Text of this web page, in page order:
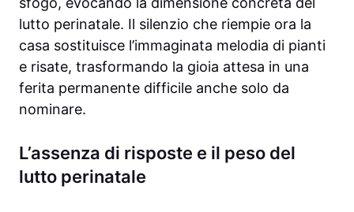
lutto perinatale. Il silenzio che riempie ora la
casa sostituisce l’immaginata melodia di pianti
e risate, trasformando la gioia attesa in una
ferita permanente difficile anche solo da
nominare.
L’assenza di risposte e il peso del
lutto perinatale